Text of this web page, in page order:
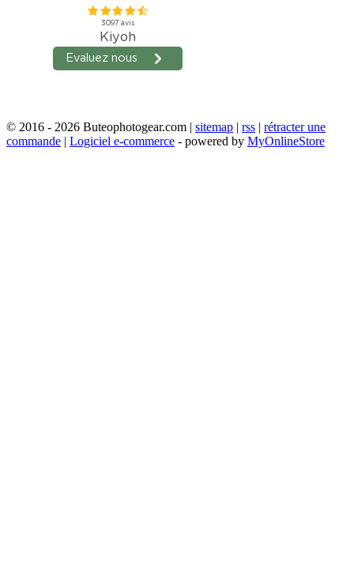
© 2016 - 2026 Buteophotogear.com | sitemap | rss | rétracter une
commande | Logiciel e-commerce - powered by MyOnlineStore